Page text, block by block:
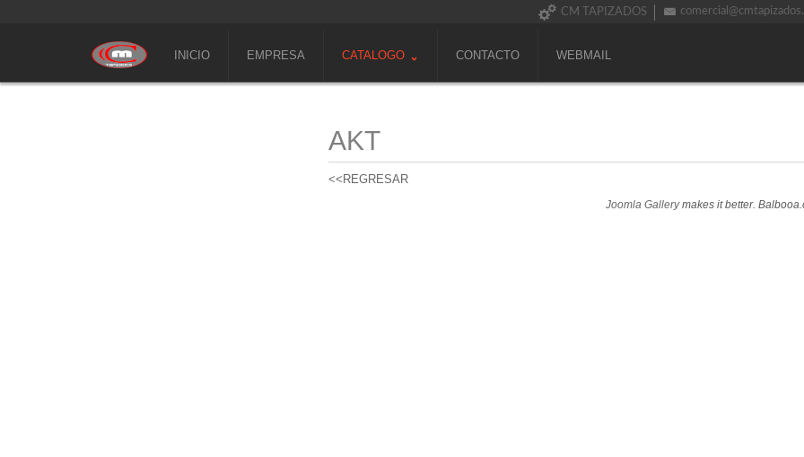
CM TAPIZADOS
INICIO EMPRESA CATALOGO CONTACTO WEBMAIL
AKT
<<REGRESAR
Joomla Gallerymakes it better.